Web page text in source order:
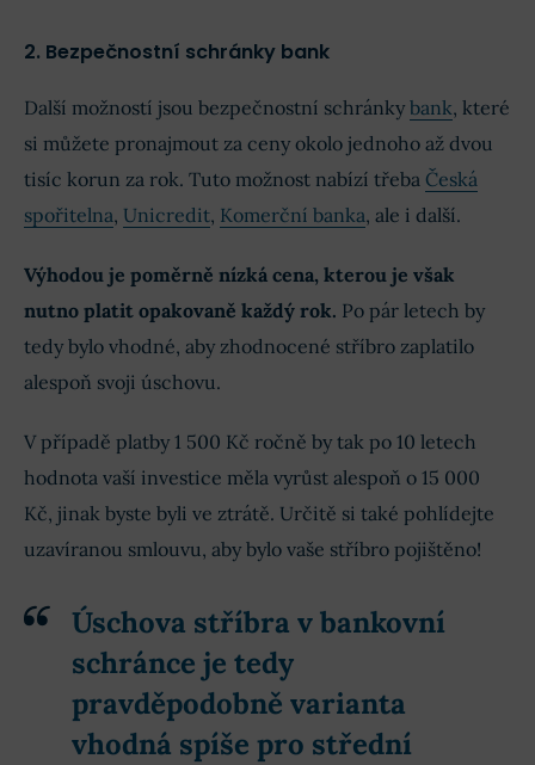
2. Bezpečnostní schránky bank
Další možností jsou bezpečnostní schránky bank, které
si můžete pronajmout za ceny okolo jednoho až dvou
tisíc korun za rok. Tuto možnost nabízí třeba Česká
spořitelna, Unicredit, Komerční banka, ale i další.
Výhodou je poměrně nízká cena, kterou je však
nutno platit opakovaně každý rok. Po pár letech by
tedy bylo vhodné, aby zhodnocené stříbro zaplatilo
alespoň svoji úschovu.
V případě platby 1 500 Kč ročně by tak po 10 letech
hodnota vaší investice měla vyrůst alespoň o 15 000
Kč, jinak byste byli ve ztrátě. Určitě si také pohlídejte
uzavíranou smlouvu, aby bylo vaše stříbro pojištěno!
Úschova stříbra v bankovní
schránce je tedy
pravděpodobně varianta
vhodná spíše pro střední